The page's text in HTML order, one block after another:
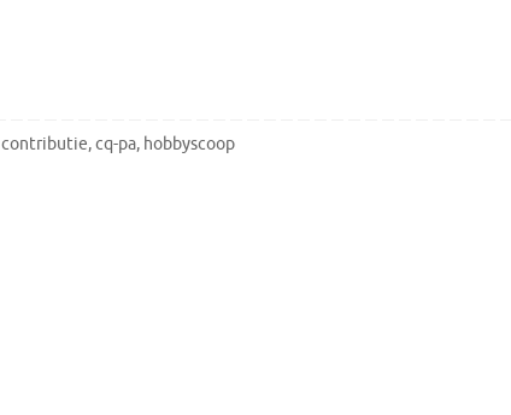
contributie,cq-pa, hobbyscoop